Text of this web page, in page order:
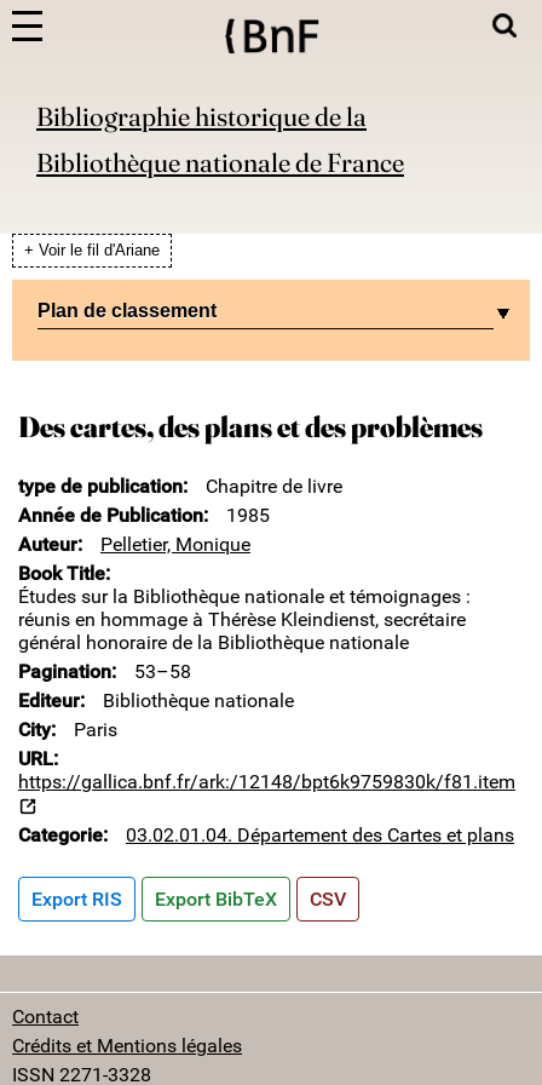
Bibliographie historique de la
Bibliothèque nationale de France
+ Voir le fil d'Ariane
Plan de classement
Des cartes, des plans et des problèmes
type de publication
Chapitre de livre
Année de Publication
1985
Auteur
Pelletier, Monique
Book Title
Études sur la Bibliothèque nationale et témoignages :
réunis en hommage à Thérèse Kleindienst, secrétaire
général honoraire de la Bibliothèque nationale
Pagination
53–58
Editeur
Bibliothèque nationale
City
Paris
URL
https://gallica.bnf.fr/ark:/12148/bpt6k9759830k/f81.item
Categorie 03.02.01.04. Département des Cartes et plans
Export RIS Export BibTeX CSV
Contact
Crédits et Mentions légales
ISSN 2271-3328